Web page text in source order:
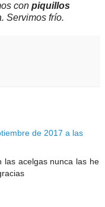
con piquillos
Servimos frío.
de 2017 a las
las acelgas nunca las he